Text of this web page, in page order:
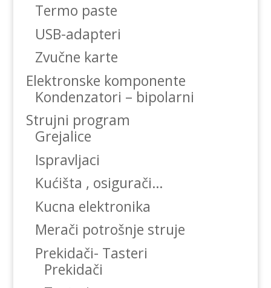
Termo paste
USB-adapteri
Zvučne karte
Elektronske komponente
Kondenzatori – bipolarni
Strujni program
Grejalice
Ispravljaci
Kućišta , osigurači…
Kucna elektronika
Merači potrošnje struje
Prekidači- Tasteri
Prekidači